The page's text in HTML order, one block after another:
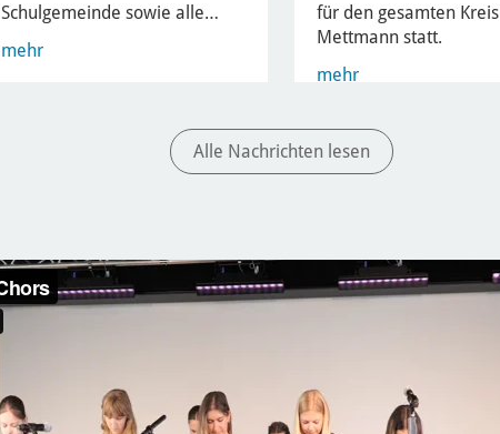
Schulgemeinde sowie alle…
mehr
für den gesamten Kreis
Mettmann statt.
mehr
Alle Nachrichten lesen